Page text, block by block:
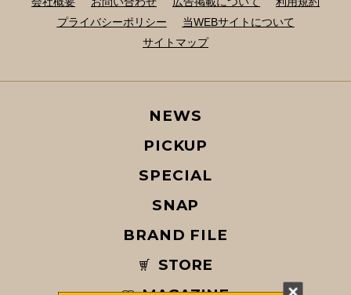
プライバシーポリシー
当WEBサイトについて
サイトマップ
NEWS
PICKUP
SPECIAL
SNAP
BRAND FILE
STORE